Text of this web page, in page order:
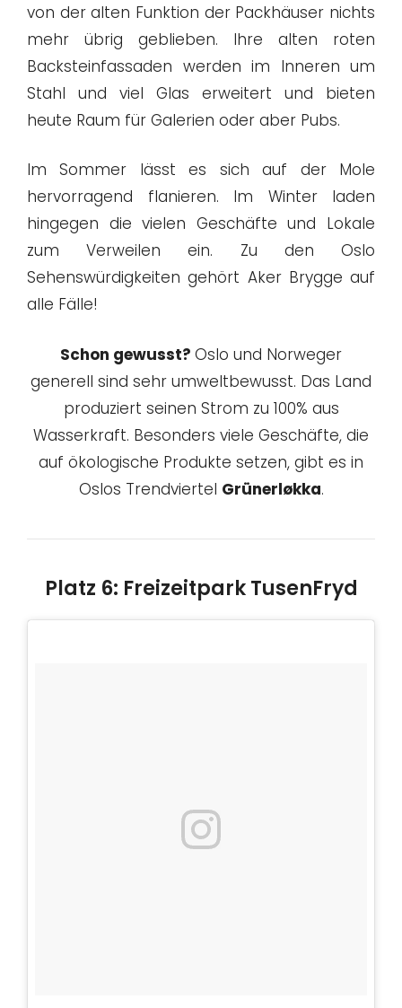
von der alten Funktion der Packhäuser nichts
mehr übrig geblieben. Ihre alten roten
Backsteinfassaden werden im Inneren um
Stahl und viel Glas erweitert und bieten
heute Raum für Galerien oder aber Pubs.
Im Sommer lässt es sich auf der Mole
hervorragend flanieren. Im Winter laden
hingegen die vielen Geschäfte und Lokale
zum Verweilen ein. Zu den Oslo
Sehenswürdigkeiten gehört Aker Brygge auf
alle Fälle!
Schon gewusst? Oslo und Norweger
generell sind sehr umweltbewusst. Das Land
produziert seinen Strom zu 100% aus
Wasserkraft. Besonders viele Geschäfte, die
auf ökologische Produkte setzen, gibt es in
Oslos Trendviertel Grünerløkka.
Platz 6: Freizeitpark TusenFryd